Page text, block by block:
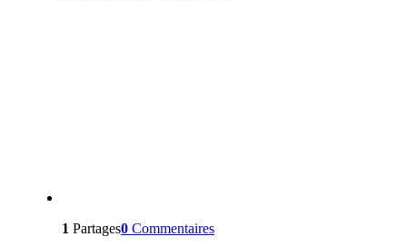
1 Partages0 Commentaires